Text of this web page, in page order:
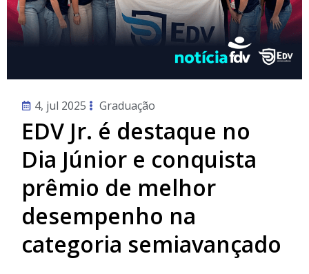
4, jul 2025 Graduação
EDV Jr. é destaque no
Dia Júnior e conquista
prêmio de melhor
desempenho na
categoria semiavançado